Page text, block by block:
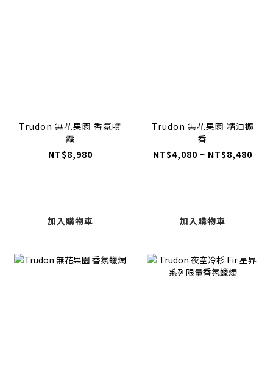
Trudon 無花果園 香氛噴
霧
NT$8,980
加入購物車
Trudon 無花果園 精油擴
香
NT$4,080 ~ NT$8,480
加入購物車